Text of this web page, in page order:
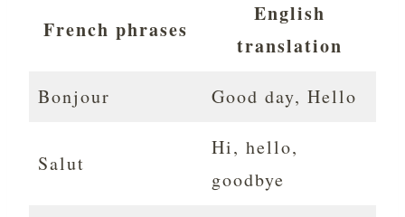
French phrases
English
translation
Bonjour Good day, Hello
Salut
Hi, hello,
goodbye